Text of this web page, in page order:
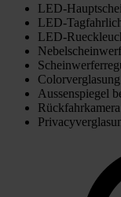
LED-
LED-
LED-
Colorverglasung
Aussenspiegel
Rückfahrkamera